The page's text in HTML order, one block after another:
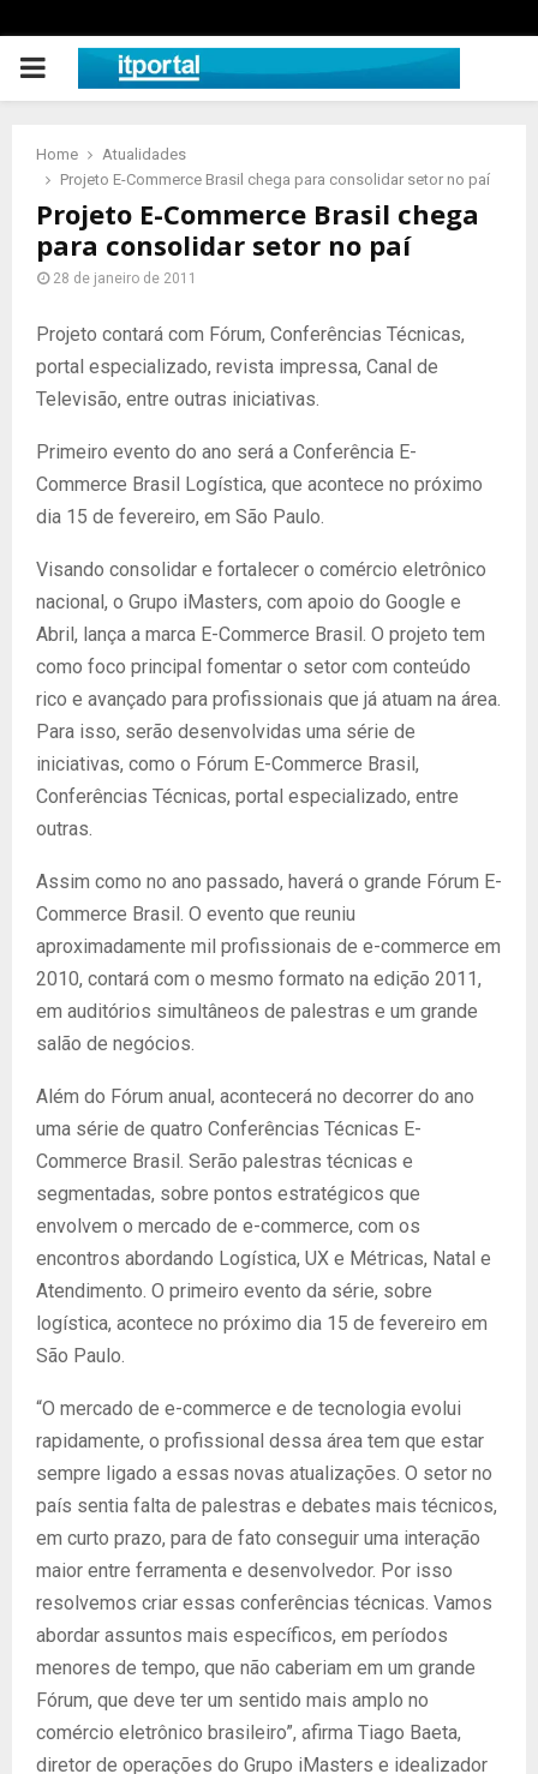
PRIMARY
Home
Atualidades
Projeto E-Commerce Brasil chega para consolidar setor no paí
Projeto E-Commerce Brasil chega
para consolidar setor no paí
28 de janeiro de 2011
Projeto contará com Fórum, Conferências Técnicas,
portal especializado, revista impressa, Canal de
Televisão, entre outras iniciativas.
Primeiro evento do ano será a Conferência E-
Commerce Brasil Logística, que acontece no próximo
dia 15 de fevereiro, em São Paulo.
Visando consolidar e fortalecer o comércio eletrônico
nacional, o Grupo iMasters, com apoio do Google e
Abril, lança a marca E-Commerce Brasil. O projeto tem
como foco principal fomentar o setor com conteúdo
rico e avançado para profissionais que já atuam na área.
Para isso, serão desenvolvidas uma série de
iniciativas, como o Fórum E-Commerce Brasil,
Conferências Técnicas, portal especializado, entre
outras.
Assim como no ano passado, haverá o grande Fórum E-
Commerce Brasil. O evento que reuniu
aproximadamente mil profissionais de e-commerce em
2010, contará com o mesmo formato na edição 2011,
em auditórios simultâneos de palestras e um grande
salão de negócios.
Além do Fórum anual, acontecerá no decorrer do ano
uma série de quatro Conferências Técnicas E-
Commerce Brasil. Serão palestras técnicas e
segmentadas, sobre pontos estratégicos que
envolvem o mercado de e-commerce, com os
encontros abordando Logística, UX e Métricas, Natal e
Atendimento. O primeiro evento da série, sobre
logística, acontece no próximo dia 15 de fevereiro em
São Paulo.
“O mercado de e-commerce e de tecnologia evolui
rapidamente, o profissional dessa área tem que estar
sempre ligado a essas novas atualizações. O setor no
país sentia falta de palestras e debates mais técnicos,
em curto prazo, para de fato conseguir uma interação
maior entre ferramenta e desenvolvedor. Por isso
resolvemos criar essas conferências técnicas. Vamos
abordar assuntos mais específicos, em períodos
menores de tempo, que não caberiam em um grande
Fórum, que deve ter um sentido mais amplo no
comércio eletrônico brasileiro”, afirma Tiago Baeta,
diretor de operações do Grupo iMasters e idealizador